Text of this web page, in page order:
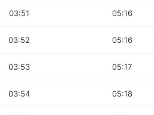
03:51 05:16
03:52 05:16
03:53 05:17
03:54 05:18